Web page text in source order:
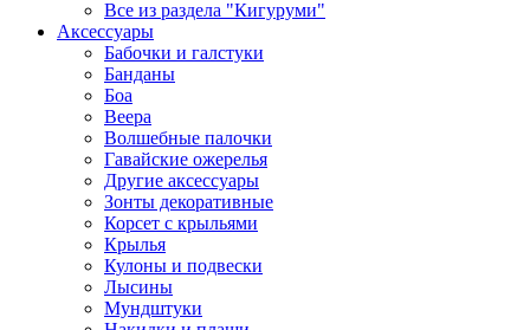
Все из раздела "Кигуруми"
Аксессуары
Бабочки и галстуки
Банданы
Боа
Веера
Волшебные палочки
Гавайские ожерелья
Другие аксессуары
Зонты декоративные
Корсет с крыльями
Крылья
Кулоны и подвески
Лысины
Мундштуки